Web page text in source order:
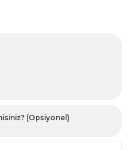
(Opsiyonel)